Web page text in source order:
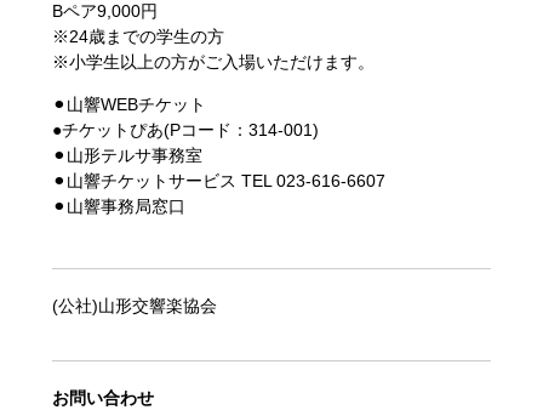
Bペア9,000円
※24歳までの学生の方
※小学生以上の方がご入場いただけます。
⚫︎‬山響WEBチケット
●チケットぴあ(Pコード：314-001)
⚫︎山形テルサ事務室
⚫︎‬山響チケットサービス TEL ‪023-616-6607
⚫︎山響事務局窓口
(公社)山形交響楽協会
お問い合わせ